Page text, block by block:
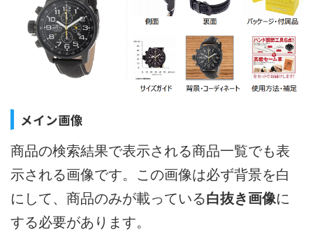
メイン画像
商品の検索結果で表示される商品一覧でも表
示される画像です。この画像は必ず背景を白
にして、商品のみが載っている白抜き画像に
する必要があります。